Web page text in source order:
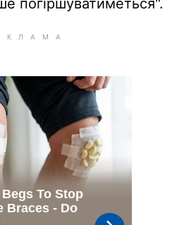
погіршуватиметься".